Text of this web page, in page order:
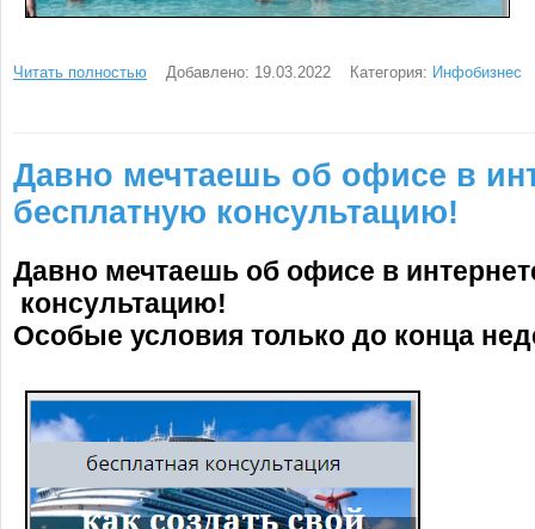
Читать полностью Добавлено: 19.03.2022 Категория: Инфобизнес
Давно мечтаешь об офисе в
бесплатную консультацию!
Давно мечтаешь об офисе в
консультацию!
Особые условия только до конца